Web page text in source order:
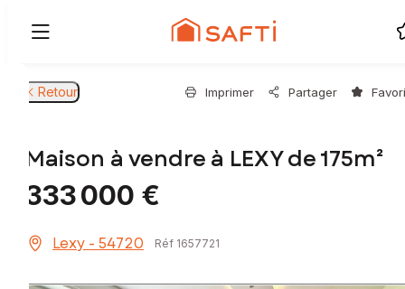
Retour Imprimer Partager
Maison à vendre à LEXY de 175m²
333 000 €
Lexy - 54720 Réf 1657721